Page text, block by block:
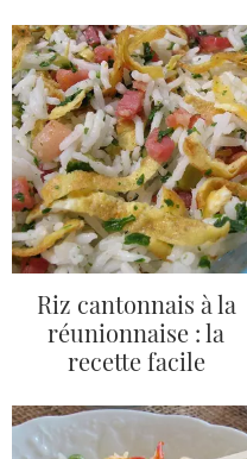
Riz cantonnais à la
réunionnaise : la
recette facile